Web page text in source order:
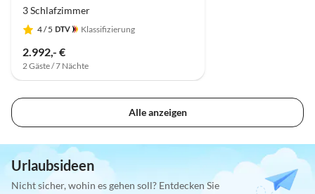
3 Schlafzimmer
4/ 5 Klassifizierung
2.992,- €
2 Gäste / 7 Nächte
Alle anzeigen
Urlaubsideen
Nicht sicher, wohin es gehen soll? Entdecken Sie